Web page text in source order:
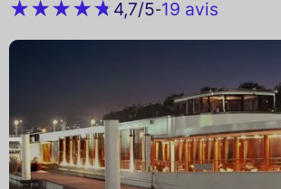
4,7/5-19 avis